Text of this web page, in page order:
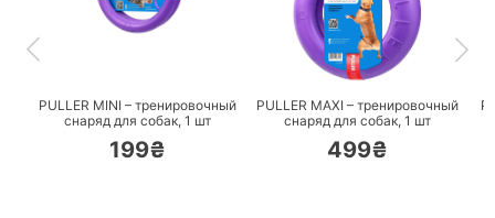
PULLER MINI – тренировочный
снаряд для собак, 1 шт
199₴
ПЕРЕЙТИ
PULLER MAXI – тренировочный
снаряд для собак, 1 шт
499₴